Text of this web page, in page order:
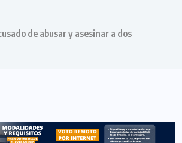
de abusar y asesinar a dos